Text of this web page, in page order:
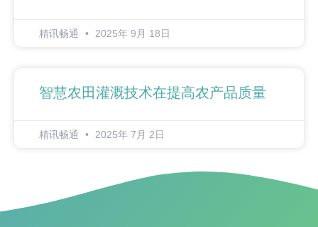
精讯畅通 2025年 9月 18日
智慧农田灌溉技术在提高农产品质量
精讯畅通 2025年 7月 2日